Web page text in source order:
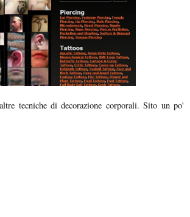
tecniche di decorazione corporali. Sito un po'